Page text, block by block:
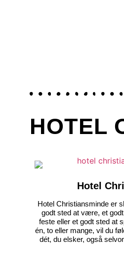
HOTEL
Hotel
Hotel Christiansminde er
godt sted at være, et
feste eller et godt sted at
én, to eller mange, vil du
dét, du elsker, også